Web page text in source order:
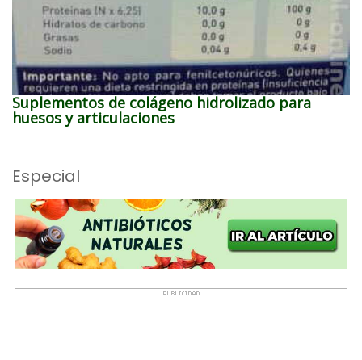
Suplementos de colágeno hidrolizado para
huesos y articulaciones
Especial